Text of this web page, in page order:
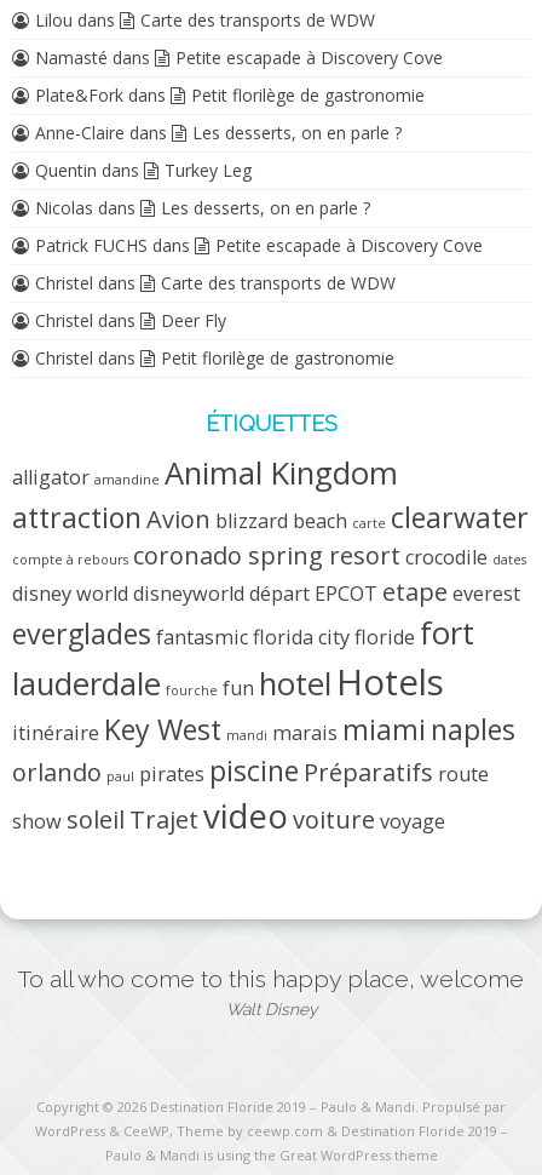
Lilou dans
Carte des transports de WDW
Namasté dans
Petite escapade à Discovery Cove
Plate&Fork dans
Petit florilège de gastronomie
Anne-Claire dans
Les desserts, on en parle ?
Quentin dans
Turkey Leg
Nicolas dans
Les desserts, on en parle ?
Patrick FUCHS dans
Petite escapade à Discovery Cove
Christel dans
Carte des transports de WDW
Christel dans
Deer Fly
Christel dans Petit florilège de gastronomie
ÉTIQUETTES
alligator amandine Animal Kingdom
attraction Avion blizzard beach carte clearwater
compte à rebours coronado spring resort crocodile dates
disney world disneyworld départ EPCOT etape everest
everglades fantasmicflorida cityfloride fort
lauderdale fourche fun hotel Hotels
itinéraire Key West mandi marais miami naples
orlando paul pirates piscine Préparatifs route
show soleil Trajetvideovoiture voyage
To all who come to this happy place, welcome
Walt Disney
Copyright © 2026 Destination Floride 2019 – Paulo & Mandi. Propulsé par
WordPress& CeeWP, Theme by ceewp.com & Destination Floride 2019 –
Paulo & Mandi is using the Great WordPress theme